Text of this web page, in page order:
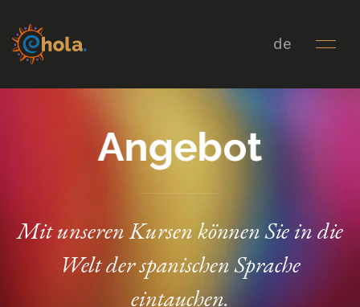
de
Angebot
Mit unseren Kursen können Sie in die
Welt der spanischen Sprache
eintauchen.